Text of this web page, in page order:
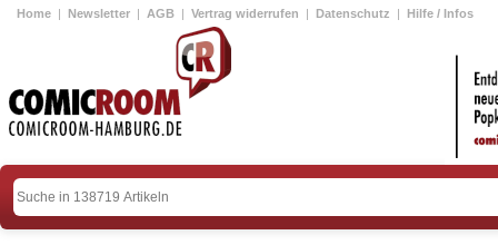
Home | Newsletter | AGB | Vertrag widerrufen | Datenschutz | Hilfe / Infos